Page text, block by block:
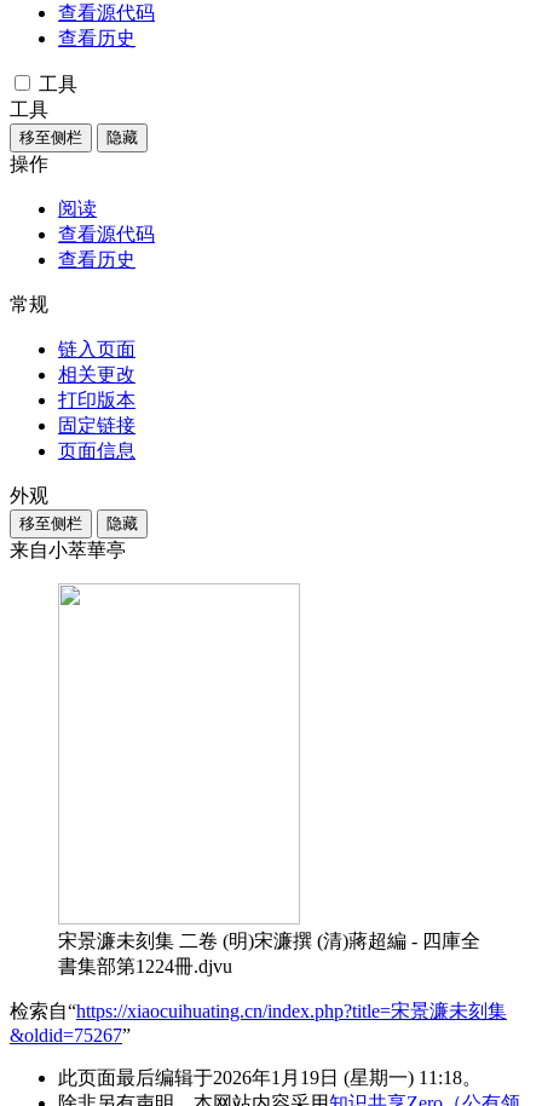
查看源代码
查看历史
工具
工具
移至侧栏 隐藏
操作
阅读
查看源代码
查看历史
常规
链入页面
相关更改
打印版本
固定链接
页面信息
外观
移至侧栏 隐藏
来自小萃華亭
宋景濂未刻集 二卷 (明)宋濂撰 (清)蔣超編 - 四庫全
書集部第1224冊.djvu
检索自“https://xiaocuihuating.cn/index.php?title=宋景濂未刻集
&oldid=75267”
此页面最后编辑于2026年1月19日 (星期一) 11:18。